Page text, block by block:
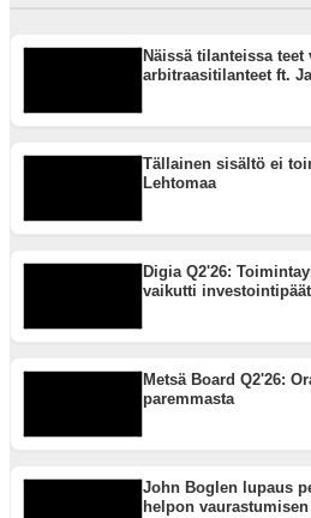
Näissä tilanteissa
arbitraasitilanteet ft.
Tällainen sisältö ei
Lehtomaa
Digia Q2'26:
vaikutti
Metsä Board Q2'26:
paremmasta
John Boglen lupaus
helpon